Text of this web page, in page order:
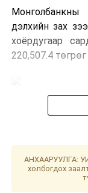
Монголбанкны
дэлхийн зах
хоёрдугаар
220,507.4
ДАРААХ МЭДЭЭ
Зудын
төмөр зудтай
АНХААРУУЛГА:
холбогдох